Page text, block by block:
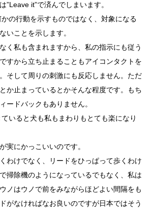
”Leave it”で済んでしまいます。
かの行動を示すものではなく、対象になる
いことを示します。
く私も含まれますから、私の指示にも従う
すから立ち止まることもアイコンタクトを
そして周りの刺激にも反応しません。ただ
か止まっているとかそんな程度です。もち
ードバックもありません。
ていると犬も私もまわりもとても楽になり
実にかっこいいのです。
わけでなく、リードをひっぱって歩くわけ
掃除機のようになっているでもなく、私は
ノはウノで前をみながらほどよい間隔をも
がなければなお良いのですが日本ではそう